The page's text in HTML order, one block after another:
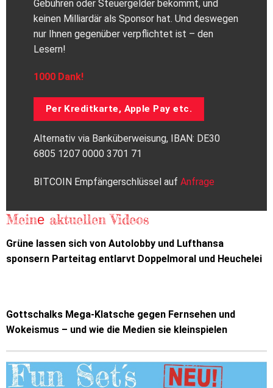
Gebühren oder Steuergelder bekommt, und
keinen Milliardär als Sponsor hat. Und deswegen
nur Ihnen gegenüber verpflichtet ist – den
Lesern!
1000 Dank!
Per Kreditkarte, Apple Pay etc.
Alternativ via Banküberweisung, IBAN: DE30
6805 1207 0000 3701 71
BITCOIN Empfängerschlüssel auf Anfrage
Meinе aktuellen Videos
Grüne lassen sich von Autolobby und Lufthansa
sponsern Parteitag entlarvt Doppelmoral und Heuchelei
Gottschalks Mega-Klatsche gegen Fernsehen und
Wokeismus – und wie die Medien sie kleinspielen